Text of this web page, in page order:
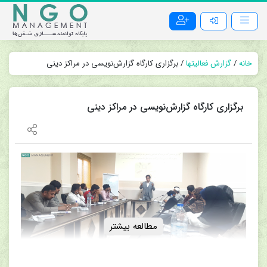
خانه/گزارش فعالیتها/ برگزاری کارگاه‌ گزارش‌نویسی در مراکز دینی
برگزاری کارگاه‌ گزارش‌نویسی در مراکز دینی
مطالعه بیشتر